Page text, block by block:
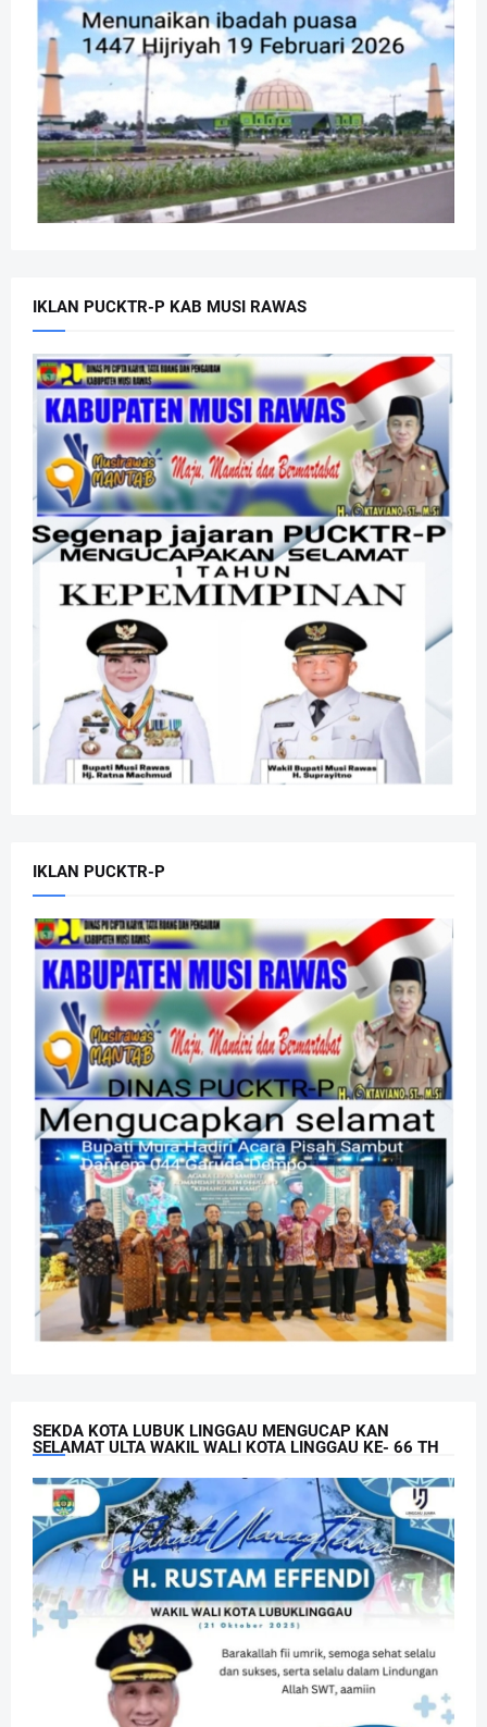
IKLAN PUCKTR-P KAB MUSI RAWAS
IKLAN PUCKTR-P
SEKDA KOTA LUBUK LINGGAU MENGUCAP KAN
SELAMAT ULTA WAKIL WALI KOTA LINGGAU KE- 66 TH